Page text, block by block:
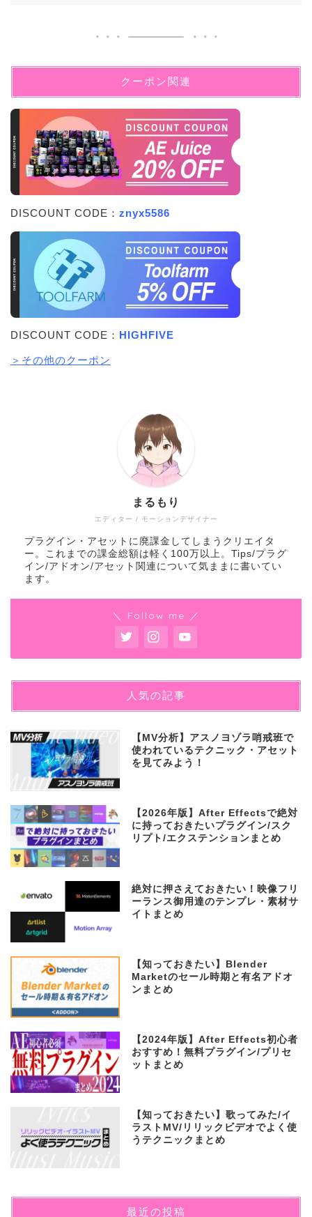
クーポン関連
DISCOUNT CODE： znyx5586
DISCOUNT CODE： HIGHFIVE
＞その他のクーポン
エディター / モーションデザイナー
まるもり
プラグイン・アセットに廃課金してしまうクリエイタ
ー。これまでの課金総額は軽く100万以上。Tips/プラグ
イン/アドオン/アセット関連について気ままに書いてい
ます。
＼ Follow me ／
人気の記事
【MV分析】アスノヨゾラ哨戒班で
使われているテクニック・アセット
を見てみよう！
【2026年版】After Effectsで絶対
に持っておきたいプラグイン/スク
リプト/エクステンションまとめ
絶対に押さえておきたい！映像フリ
ーランス御用達のテンプレ・素材サ
イトまとめ
【知っておきたい】Blender
Marketのセール時期と有名アドオ
ンまとめ
【2024年版】After Effects初心者
おすすめ！無料プラグイン/プリセ
ットまとめ
【知っておきたい】歌ってみた/イ
ラストMV/リリックビデオでよく使
うテクニックまとめ
最近の投稿